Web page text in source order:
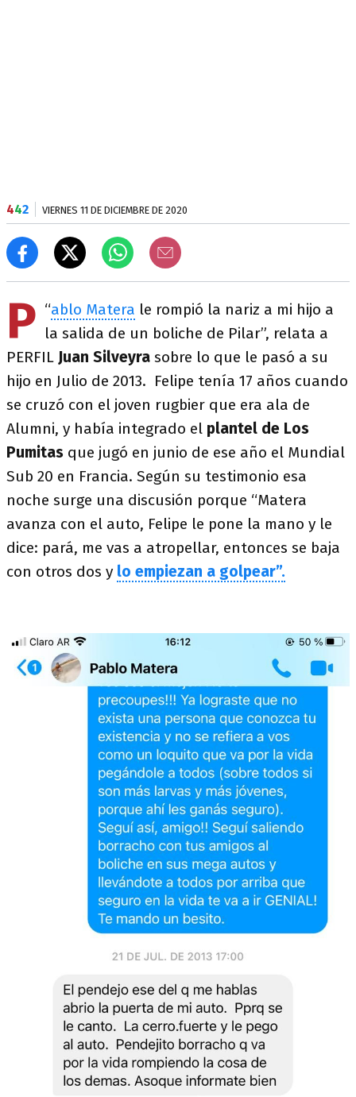
442 VIERNES 11 DE DICIEMBRE DE 2020
“
P ablo Matera le rompió la nariz a mi hijo a
la salida de un boliche de Pilar”, relata a
PERFIL Juan Silveyra sobre lo que le pasó a su
hijo en Julio de 2013. Felipe tenía 17 años cuando
se cruzó con el joven rugbier que era ala de
Alumni, y había integrado el plantel de Los
Pumitas que jugó en junio de ese año el Mundial
Sub 20 en Francia. Según su testimonio esa
noche surge una discusión porque “Matera
avanza con el auto, Felipe le pone la mano y le
dice: pará, me vas a atropellar, entonces se baja
con otros dos y lo empiezan a golpear”.